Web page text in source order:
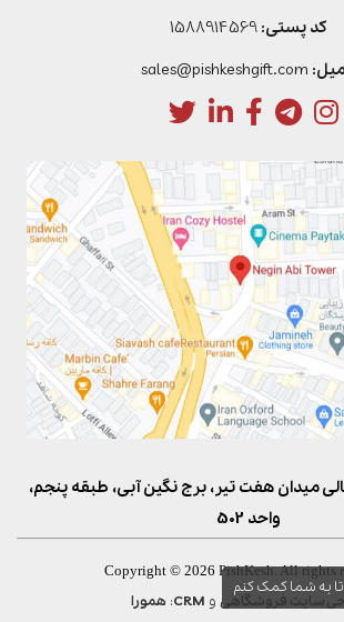
به شما کمک کنم
کد پستی:
میدان هفت تیر، برج نگین آبی، طبقه پنجم،
واحد 502
Copyright © 2026 PishKesh. All rights
سایت فروشگاهی و CRM
: همورا